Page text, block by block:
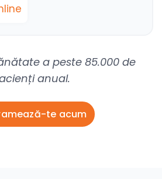
a peste 85.000 de
anual.
te acum